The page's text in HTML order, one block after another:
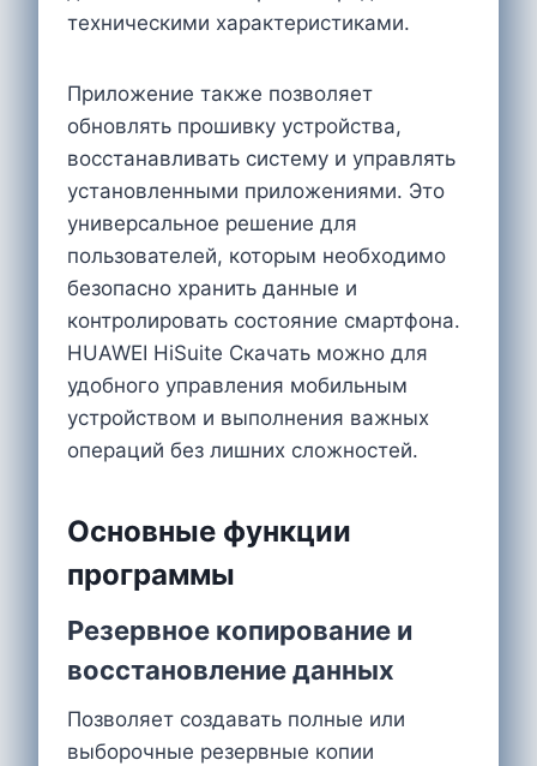
техническими характеристиками.
Приложение также позволяет
обновлять прошивку устройства,
восстанавливать систему и управлять
установленными приложениями. Это
универсальное решение для
пользователей, которым необходимо
безопасно хранить данные и
контролировать состояние смартфона.
HUAWEI HiSuite Cкачать можно для
удобного управления мобильным
устройством и выполнения важных
операций без лишних сложностей.
Основные функции
программы
Резервное копирование и
восстановление данных
Позволяет создавать полные или
выборочные резервные копии